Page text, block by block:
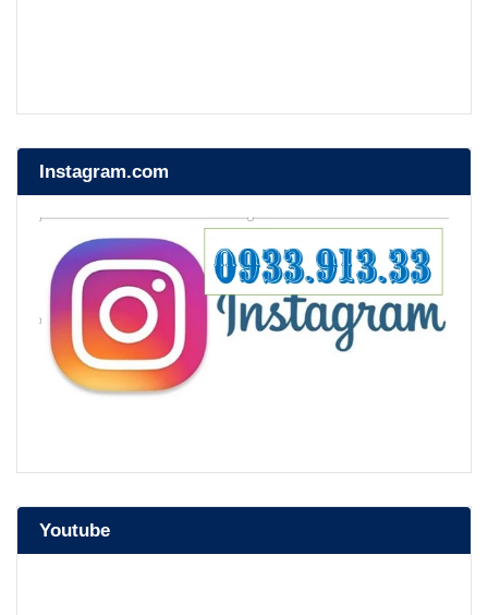
Instagram.com
Youtube